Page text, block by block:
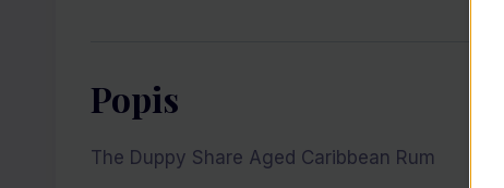
Popis
The Duppy Share Aged Caribbean Rum